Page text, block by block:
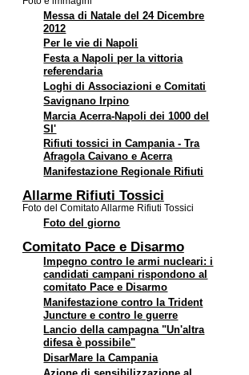
Messa di Natale del 24 Dicembre
2012
Per le vie di Napoli
Festa a Napoli per la vittoria
referendaria
Loghi di Associazioni e Comitati
Savignano Irpino
Marcia Acerra-Napoli dei 1000 del
SI'
Rifiuti tossici in Campania - Tra
Afragola Caivano e Acerra
Manifestazione Regionale Rifiuti
Allarme Rifiuti Tossici
Foto del Comitato Allarme Rifiuti Tossici
Foto del giorno
Comitato Pace e Disarmo
Impegno contro le armi nucleari: i
candidati campani rispondono al
comitato Pace e Disarmo
Manifestazione contro la Trident
Juncture e contro le guerre
Lancio della campagna "Un'altra
difesa è possibile"
DisarMare la Campania